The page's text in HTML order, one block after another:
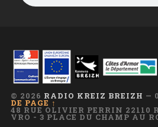
© 2026 RADIO KREIZ BREIZH —
DE PAGE ↑
48 RUE OLIVIER PERRIN 22110
VRO - 3 PLACE DU CHAMP AU